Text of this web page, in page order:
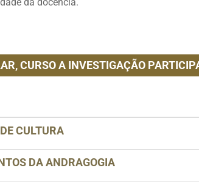
CURSO A INVESTIGAÇÃO
CULTURA
DA ANDRAGOGIA